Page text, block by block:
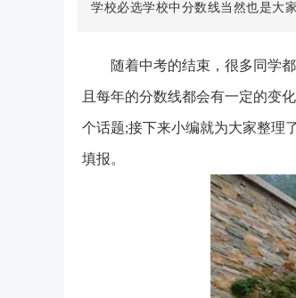
学校必选学校中分数线当然也是大
随着中考的结束，很多同学
且每年的分数线都会有一定的变
个话题;接下来小编就为大家整理
填报。